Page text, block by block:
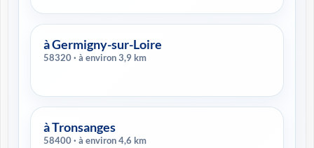
à Germigny-sur-Loire
58320 · à environ 3,9 km
à Tronsanges
58400 · à environ 4,6 km